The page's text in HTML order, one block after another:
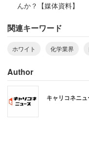
1位：旭化成
～基礎化学品から一般
んか？【媒体資料】
関連キーワード
ホワイト 化学業界
Author
キャリコネニ